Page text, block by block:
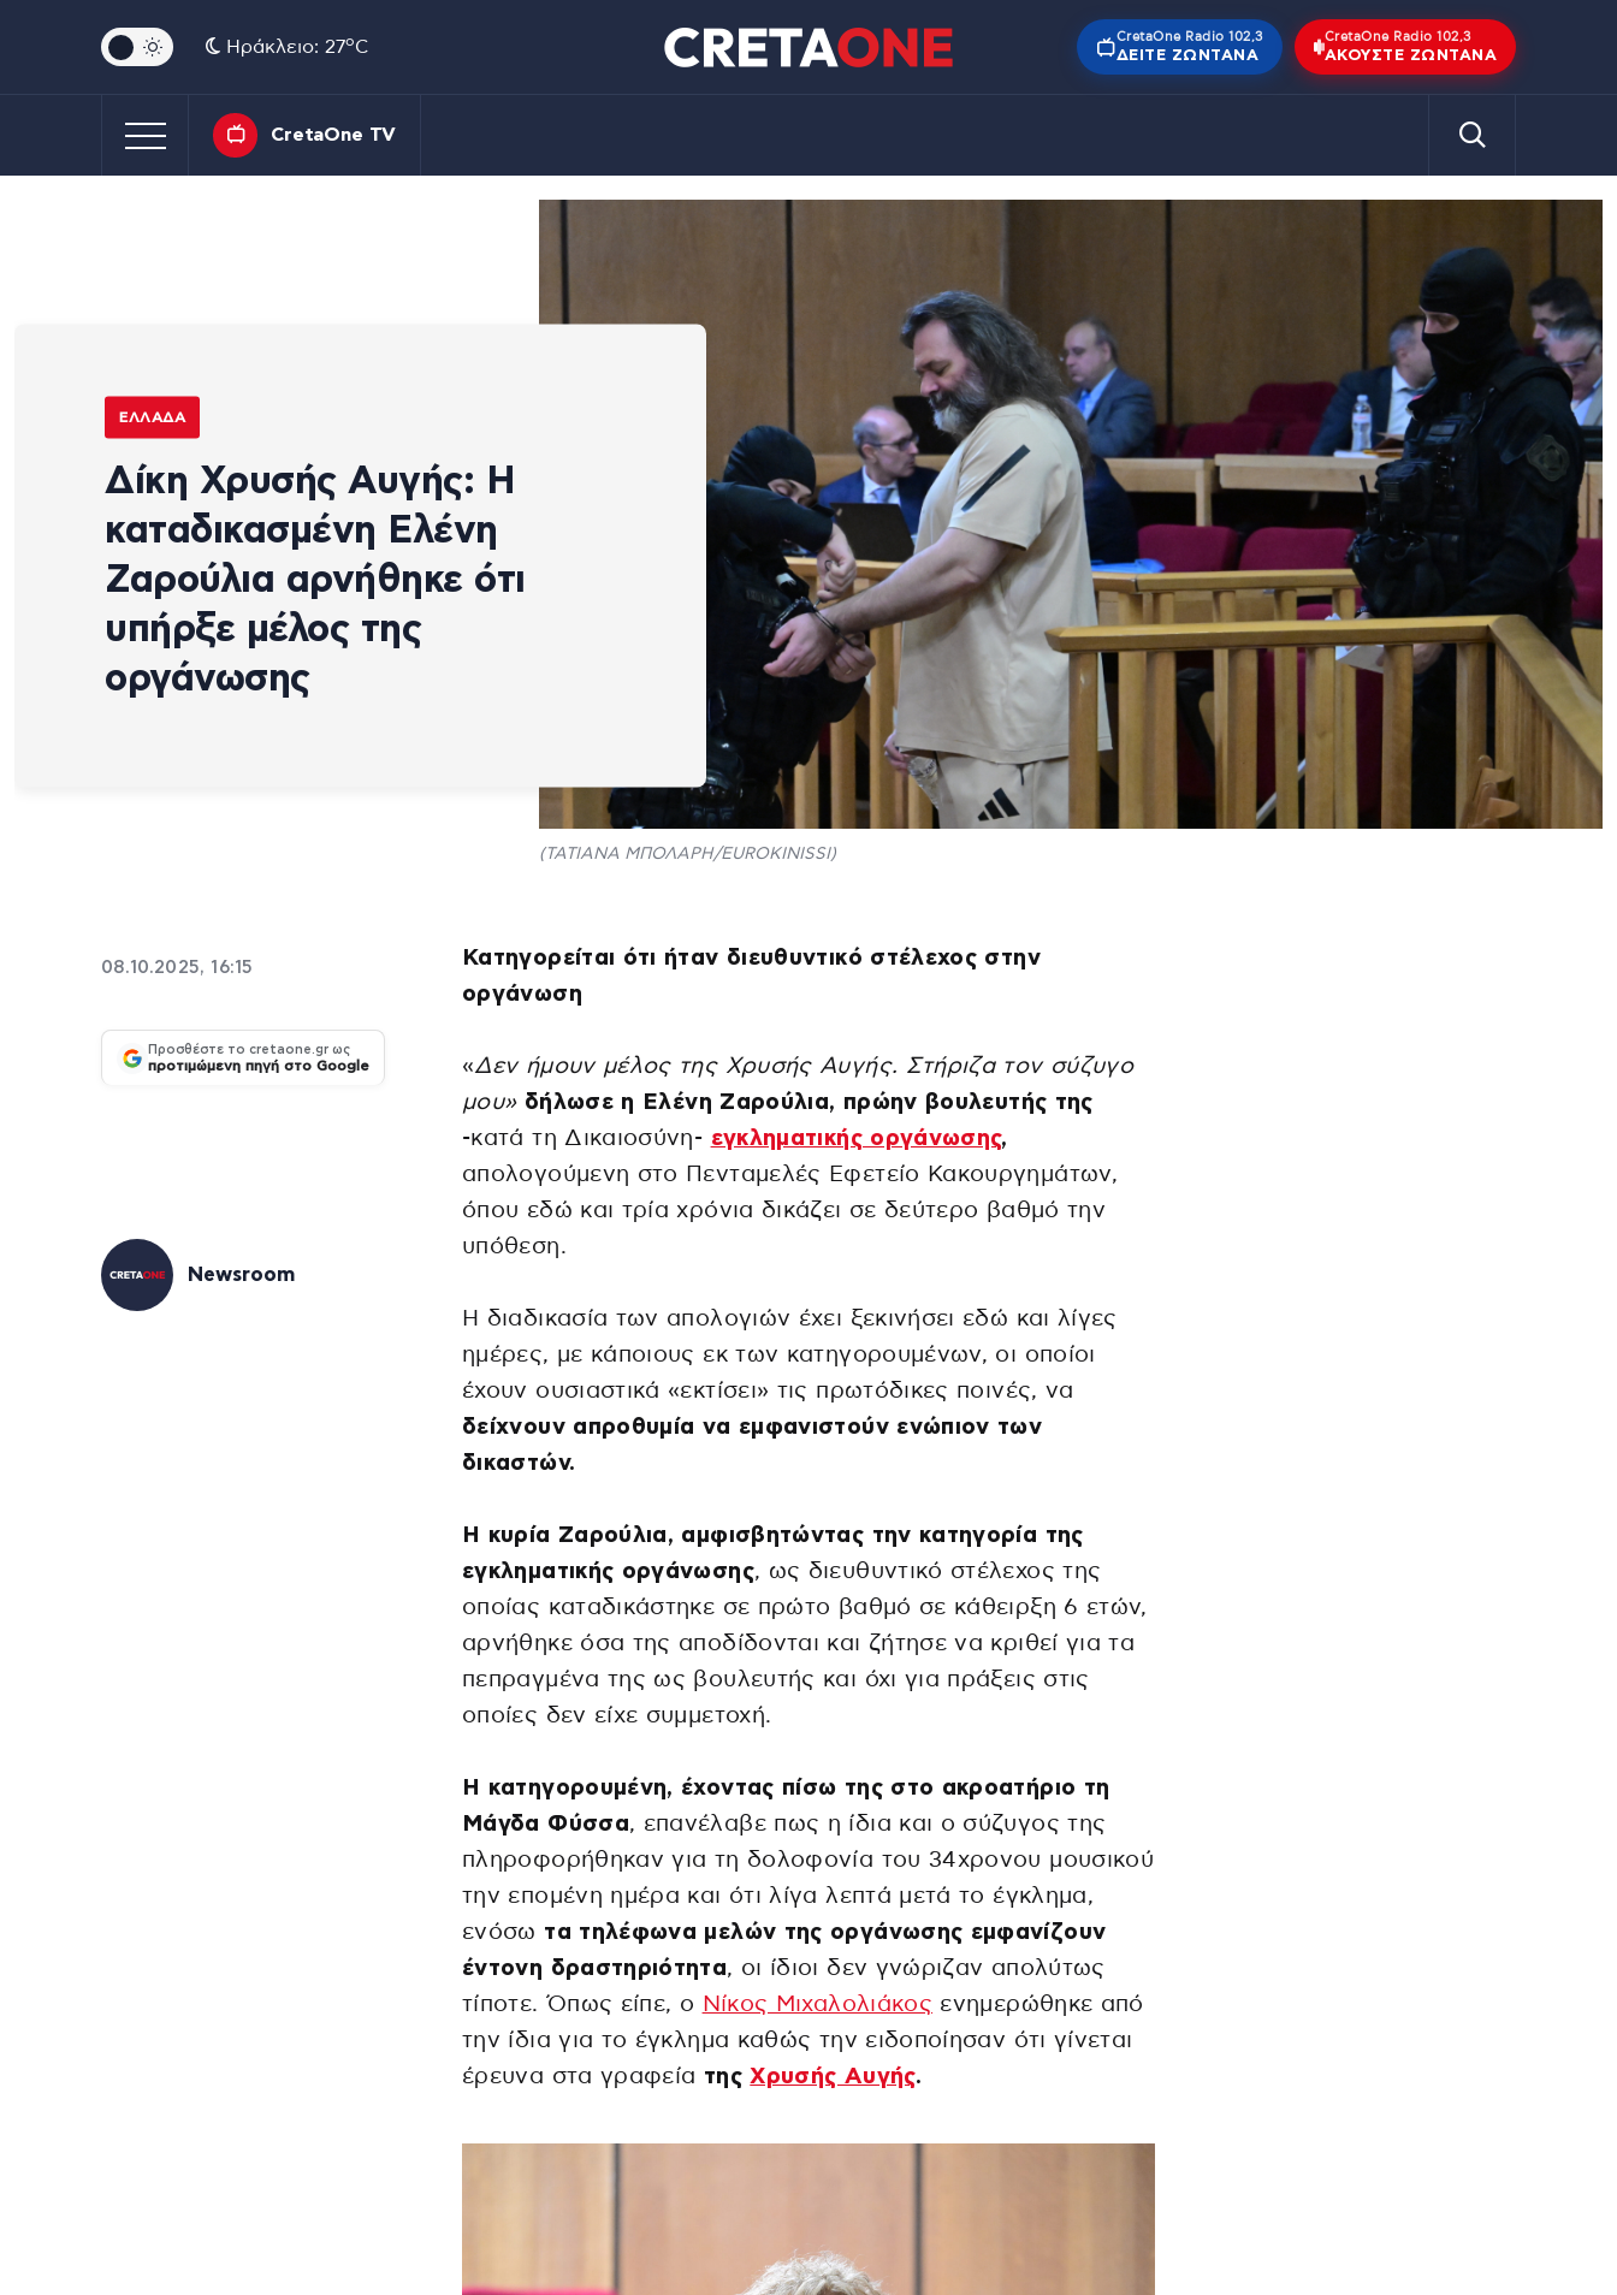
Ηράκλειο: 27oC
CretaOne Radio 102,3
ΔΕΊΤΕ ΖΩΝΤΑΝΆ
CretaOne Radio 102,3
ΑΚΟΎΣΤΕ ΖΩΝΤΑΝΆ
CretaOne TV
ΕΛΛΆΔΑ
Δίκη Χρυσής Αυγής: Η
καταδικασμένη Ελένη
Ζαρούλια αρνήθηκε ότι
υπήρξε μέλος της
οργάνωσης
(ΤΑΤΙΑΝΑ ΜΠΟΛΑΡΗ/EUROKINISSI)
08.10.2025, 16:15
Προσθέστε το cretaone.gr ως
προτιμώμενη πηγή στο Google
Newsroom
Κατηγορείται ότι ήταν διευθυντικό στέλεχος στην
οργάνωση
«Δεν ήμουν μέλος της Χρυσής Αυγής. Στήριζα τον σύζυγο
μου» δήλωσε η Ελένη Ζαρούλια, πρώην βουλευτής της
-κατά τη Δικαιοσύνη- εγκληματικής οργάνωσης,
απολογούμενη στο Πενταμελές Εφετείο Κακουργημάτων,
όπου εδώ και τρία χρόνια δικάζει σε δεύτερο βαθμό την
υπόθεση.
Η διαδικασία των απολογιών έχει ξεκινήσει εδώ και λίγες
ημέρες, με κάποιους εκ των κατηγορουμένων, οι οποίοι
έχουν ουσιαστικά «εκτίσει» τις πρωτόδικες ποινές, να
δείχνουν απροθυμία να εμφανιστούν ενώπιον των
δικαστών.
Η κυρία Ζαρούλια, αμφισβητώντας την κατηγορία της
εγκληματικής οργάνωσης, ως διευθυντικό στέλεχος της
οποίας καταδικάστηκε σε πρώτο βαθμό σε κάθειρξη 6 ετών,
αρνήθηκε όσα της αποδίδονται και ζήτησε να κριθεί για τα
πεπραγμένα της ως βουλευτής και όχι για πράξεις στις
οποίες δεν είχε συμμετοχή.
Η κατηγορουμένη, έχοντας πίσω της στο ακροατήριο τη
Μάγδα Φύσσα, επανέλαβε πως η ίδια και ο σύζυγος της
πληροφορήθηκαν για τη δολοφονία του 34χρονου μουσικού
την επομένη ημέρα και ότι λίγα λεπτά μετά το έγκλημα,
ενόσω τα τηλέφωνα μελών της οργάνωσης εμφανίζουν
έντονη δραστηριότητα, οι ίδιοι δεν γνώριζαν απολύτως
τίποτε. Όπως είπε, ο Νίκος Μιχαλολιάκος ενημερώθηκε από
την ίδια για το έγκλημα καθώς την ειδοποίησαν ότι γίνεται
έρευνα στα γραφεία της Χρυσής Αυγής.